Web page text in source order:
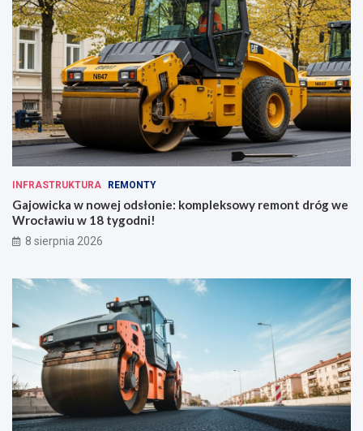
INFRASTRUKTURA REMONTY
Gajowicka w nowej odsłonie: kompleksowy remont dróg we
Wrocławiu w 18 tygodni!
8 sierpnia 2026